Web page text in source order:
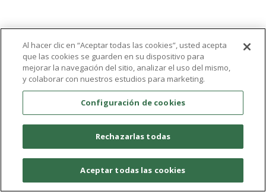
Al hacer clic en “Aceptar todas las cookies”, usted acepta
que las cookies se guarden en su dispositivo para
mejorar la navegación del sitio, analizar el uso del mismo,
y colaborar con nuestros estudios para marketing.
Configuración de cookies
Rechazarlas todas
Aceptar todas las cookies